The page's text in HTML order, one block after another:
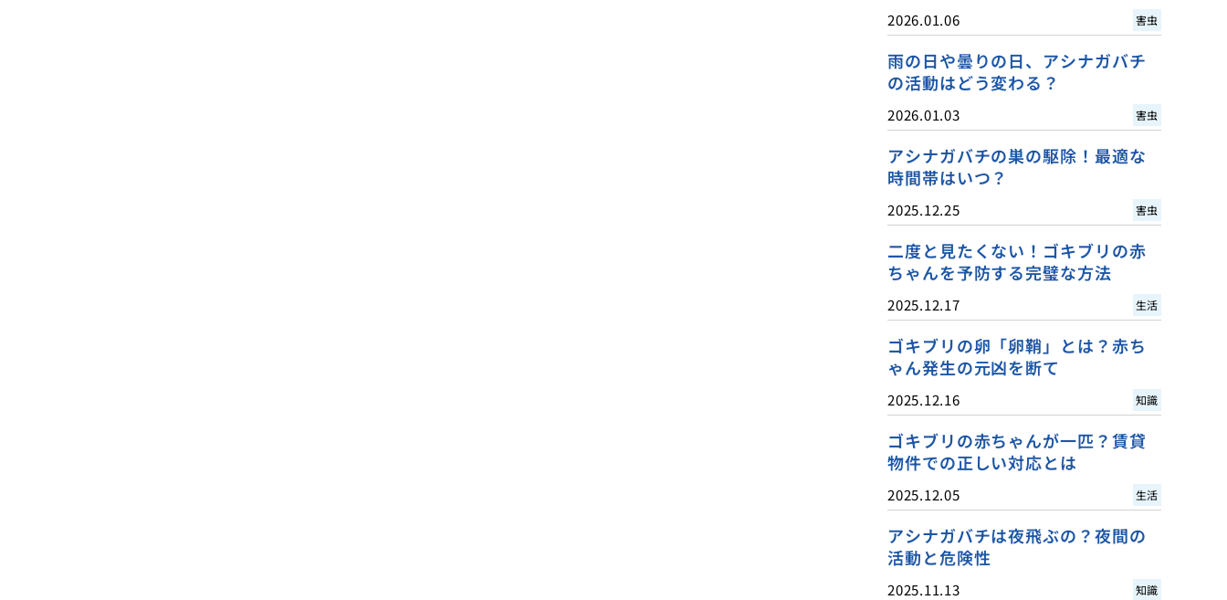
2026.01.06 害虫
雨の日や曇りの日、アシナガバチ
の活動はどう変わる？
2026.01.03 害虫
アシナガバチの巣の駆除！最適な
時間帯はいつ？
2025.12.25 害虫
二度と見たくない！ゴキブリの赤
ちゃんを予防する完璧な方法
2025.12.17 生活
ゴキブリの卵「卵鞘」とは？赤ち
ゃん発生の元凶を断て
2025.12.16 知識
ゴキブリの赤ちゃんが一匹？賃貸
物件での正しい対応とは
2025.12.05 生活
アシナガバチは夜飛ぶの？夜間の
活動と危険性
2025.11.13 知識